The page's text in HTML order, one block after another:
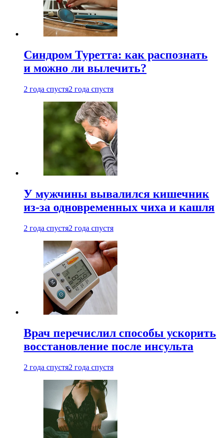
Синдром Туретта: как распознать
и можно ли вылечить?
2 года спустя2 года спустя
У мужчины вывалился кишечник
из-за одновременных чиха и кашля
2 года спустя2 года спустя
Врач перечислил способы ускорить
восстановление после инсульта
2 года спустя2 года спустя